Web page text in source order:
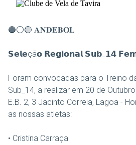
🔵⚪🔴 𝐀𝐍𝐃𝐄𝐁𝐎𝐋
𝗦𝗲𝗹𝗲çã𝗼 𝗥𝗲𝗴𝗶𝗼𝗻𝗮𝗹 𝗦𝘂𝗯_𝟭𝟰
Foram convocadas para o Treino
Sub_14, a realizar em 20 de
E.B. 2, 3 Jacinto Correia, Lagoa -
as nossas atletas:
• Cristina Carraça